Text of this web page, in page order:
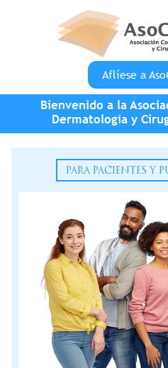
Pasar al contenido principal
Aflíese a
Bienvenido a la
Dermatología y
PARA PACIENTES Y